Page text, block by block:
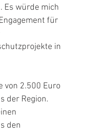
Es würde mich
für
in
von 2.500 Euro
der Region.
den